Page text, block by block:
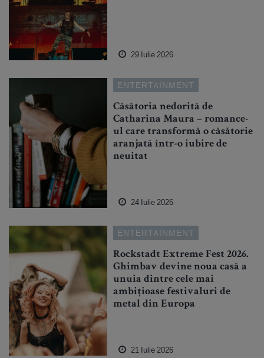
29 Iulie 2026
ENTERTAINMENT
Căsătoria nedorită de
Catharina Maura – romance-
ul care transformă o căsătorie
aranjată într-o iubire de
neuitat
24 Iulie 2026
ENTERTAINMENT
Rockstadt Extreme Fest 2026.
Ghimbav devine noua casă a
unuia dintre cele mai
ambițioase festivaluri de
metal din Europa
21 Iulie 2026